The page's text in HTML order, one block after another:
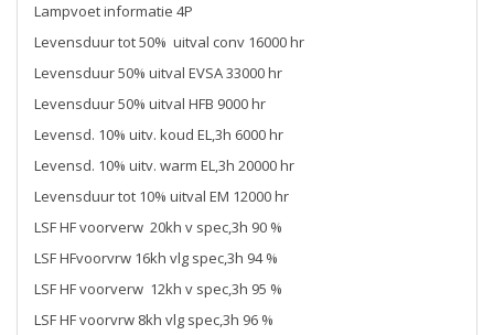
Lampvoet informatie 4P
Levensduur tot 50% uitval conv 16000 hr
Levensduur 50% uitval EVSA 33000 hr
Levensduur 50% uitval HFB 9000 hr
Levensd. 10% uitv. koud EL,3h 6000 hr
Levensd. 10% uitv. warm EL,3h 20000 hr
Levensduur tot 10% uitval EM 12000 hr
LSF HF voorverw 20kh v spec,3h 90 %
LSF HFvoorvrw 16kh vlg spec,3h 94 %
LSF HF voorverw 12kh v spec,3h 95 %
LSF HF voorvrw 8kh vlg spec,3h 96 %